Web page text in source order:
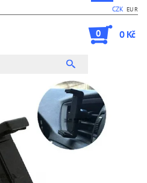
CZK EUR
0 0 Kč